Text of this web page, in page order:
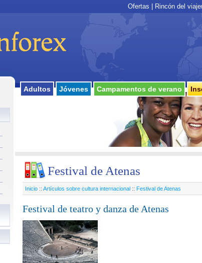
Ofertas Rincón del
Adultos Jóvenes Campamentos de verano
Festival de Atenas
Inicio :: Artículos sobre cultura internacional :: Festival de Atenas
Festival de teatro y danza de Atenas